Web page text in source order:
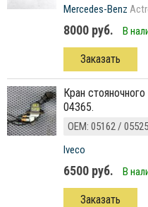
Mercedes-Benz
8000 руб. В
Заказать
кран стояночного тормоза (ручник) б/у \ ОЕМ:
04365.
ОЕМ: 05162 /
Iveco
6500 руб. В
Заказать